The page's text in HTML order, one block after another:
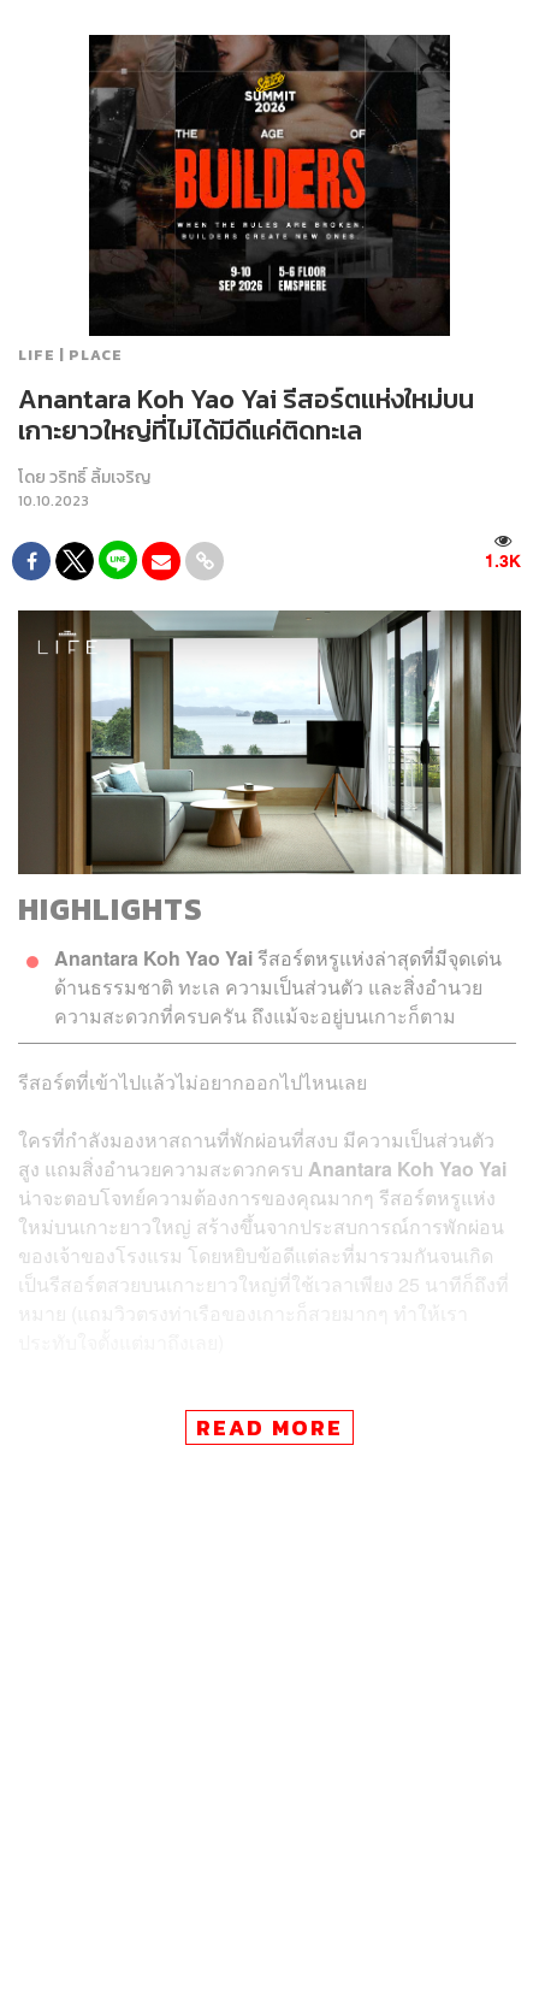
LIFE | PLACE
Anantara Koh Yao Yai รีสอร์ตแห่งใหม่บน
เกาะยาวใหญ่ที่ไม่ได้มีดีแค่ติดทะเล
โดยวริทธิ์ ลิ้มเจริญ
10.10.2023
1.3K
HIGHLIGHTS
Anantara Koh Yao Yaiรีสอร์ตหรูแห่งล่าสุดที่มีจุดเด่น
ด้านธรรมชาติ ทะเล ความเป็นส่วนตัว และสิ่งอำนวย
ความสะดวกที่ครบครัน ถึงแม้จะอยู่บนเกาะก็ตาม
รีสอร์ตที่เข้าไปแล้วไม่อยากออกไปไหนเลย
ใครที่กำลังมองหาสถานที่พักผ่อนที่สงบ มีความเป็นส่วนตัว
สูง แถมสิ่งอำนวยความสะดวกครบ Anantara Koh Yao Yai
น่าจะตอบโจทย์ความต้องการของคุณมากๆ รีสอร์ตหรูแห่ง
ใหม่บนเกาะยาวใหญ่ สร้างขึ้นจากประสบการณ์การพักผ่อน
ของเจ้าของโรงแรม โดยหยิบข้อดีแต่ละที่มารวมกันจนเกิด
เป็นรีสอร์ตสวยบนเกาะยาวใหญ่ที่ใช้เวลาเพียง 25 นาทีก็ถึงที่
หมาย (แถมวิวตรงท่าเรือของเกาะก็สวยมากๆ ทำให้เรา
READ MORE